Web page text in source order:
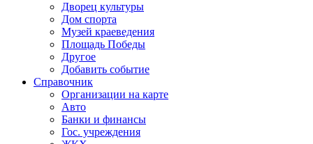
Дворец культуры
Дом спорта
Музей краеведения
Площадь Победы
Другое
Добавить событие
Справочник
Организации на карте
Авто
Банки и финансы
Гос. учреждения